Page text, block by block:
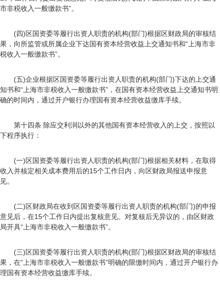
市非税收入一般缴款书”。
(四)区国资委等履行出资人职责的机构(部门)根据区财政局的审核结
果，向所监管或所属企业下达国有资本经营收益上交通知书和“上海市非
税收入一般缴款书”。
(五)企业根据区国资委等履行出资人职责的机构(部门)下达的上交通
知书和“上海市非税收入一般缴款书”，在国有资本经营收益上交通知书明
确的时间内，通过开户银行办理国有资本经营收益缴库手续。
第十四条 除应交利润以外的其他国有资本经营收入的上交，按照以
下程序执行：
(一)区国资委等履行出资人职责的机构(部门)根据相关材料，在取得
收入并核定相关成本费用后的15个工作日内，向区财政局报送申报意
见。
(二)区财政局在收到区国资委等履行出资人职责的机构(部门)的申报
意见后，在15个工作日内提出复核意见。对复核后无异议的，由区财政
局开具“上海市非税收入一般缴款书”。
(三)区国资委等履行出资人职责的机构(部门)根据区财政局的审核结
果，在“上海市非税收入一般缴款书”明确的限缴时间内，通过开户银行办
理国有资本经营收益缴库手续。